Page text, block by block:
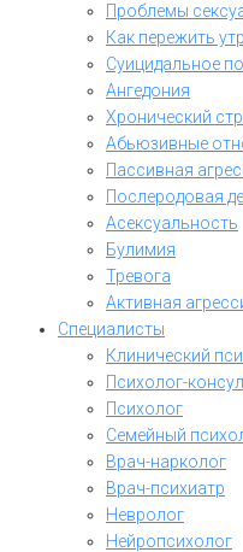
Проблемы
Как пережить
Суицидальное
Ангедония
Хронический
Абьюзивные
Пассивная
Послеродовая
Асексуальность
Булимия
Тревога
Активная
Специалисты
Клинический
Психолог-
Психолог
Семейный
Врач-нарколог
Врач-психиатр
Невролог
Нейропсихолог